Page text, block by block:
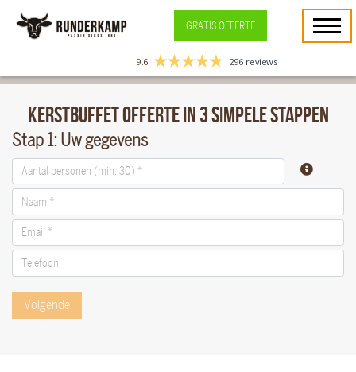
GRATIS OFFERTE
9.6 296 reviews
Compleet verzorgd kerstfeest
Kerstbuffet offerte in 3 simpele stappen
Stap 1: Uw gegevens
Volgende